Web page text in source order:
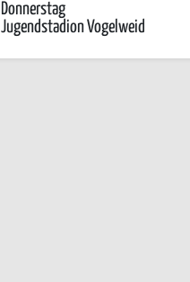
Donnerstag
Jugendstadion Vogelweid